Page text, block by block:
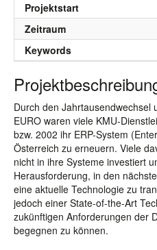
Projektstart
Zeitraum
Keywords
Durch den Jahrtausendwechsel
EURO waren viele KMU-
bzw. 2002 ihr ERP-System
Österreich zu erneuern. Viele
nicht in ihre Systeme investiert
Herausforderung, in den
eine aktuelle Technologie zu
jedoch einer State-of-the-Art
zukünftigen Anforderungen der
begegnen zu können.